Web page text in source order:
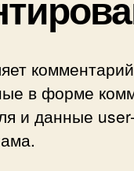
в форме
и данные